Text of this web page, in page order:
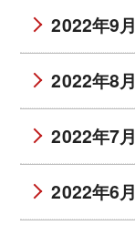
2022年9月
2022年8月
2022年7月
2022年6月